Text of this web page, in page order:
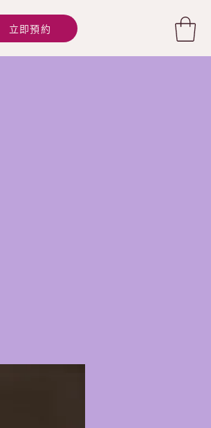
立即預約